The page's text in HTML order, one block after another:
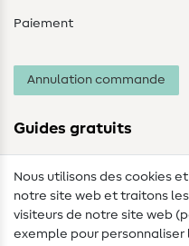
Paiement
Annulation commande
Guides gratuits
Lexique de couture
Tutos de couture
Nous utilisons des cookies
notre site web et traitons
visiteurs de notre site web
exemple pour